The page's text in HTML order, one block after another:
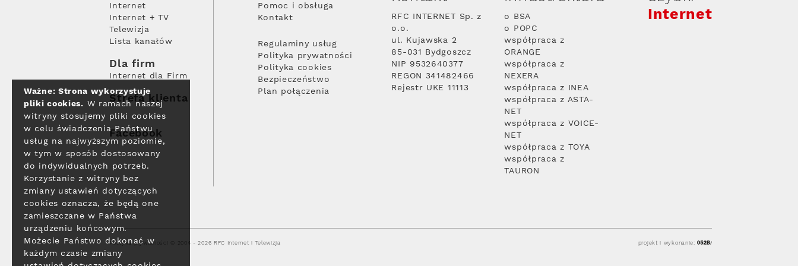
Internet
Internet + TV
Telewizja
Lista kanałów
Dla firm
Internet dla Firm
Strefa klienta
Facebook
Pomoc i obsługa
Kontakt
Regulaminy usług
Polityka prywatności
Polityka cookies
Bezpieczeństwo
Plan połączenia
RFC INTERNET Sp. z
o.o.
ul. Kujawska 2
85-031 Bydgoszcz
NIP 9532640377
REGON 341482466
Rejestr UKE 11113
o BSA
o POPC
współpraca z
ORANGE
współpraca z
NEXERA
współpraca z INEA
współpraca z ASTA-
NET
współpraca z VOICE-
NET
współpraca z TOYA
współpraca z
TAURON
Internet
Polityka prywatności © 2004 - 2026 RFC Internet i Telewizja projekt i wykonanie:
Ważne: Strona wykorzystuje
pliki cookies. W ramach naszej
witryny stosujemy pliki cookies
w celu świadczenia Państwu
usług na najwyższym poziomie,
w tym w sposób dostosowany
do indywidualnych potrzeb.
Korzystanie z witryny bez
zmiany ustawień dotyczących
cookies oznacza, że będą one
zamieszczane w Państwa
urządzeniu końcowym.
Możecie Państwo dokonać w
każdym czasie zmiany